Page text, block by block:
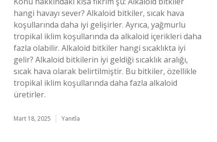
hangi havayı sever? Alkaloid bitkiler, sıcak hava
koşullarında daha iyi gelişirler. Ayrıca, yağmurlu
tropikal iklim koşullarında da alkaloid içerikleri daha
fazla olabilir. Alkaloid bitkiler hangi sıcaklıkta iyi
gelir? Alkaloid bitkilerin iyi geldiği sıcaklık aralığı,
sıcak hava olarak belirtilmiştir. Bu bitkiler, özellikle
tropikal iklim koşullarında daha fazla alkaloid
üretirler.
Mart 18, 2025 Yanıtla